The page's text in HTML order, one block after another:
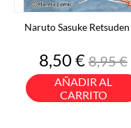
Naruto Sasuke
Precio
8,50 €Precio
base
8,95 €
AÑADIR AL
CARRITO